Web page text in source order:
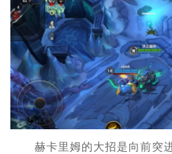
赫卡里姆的大招是向前突